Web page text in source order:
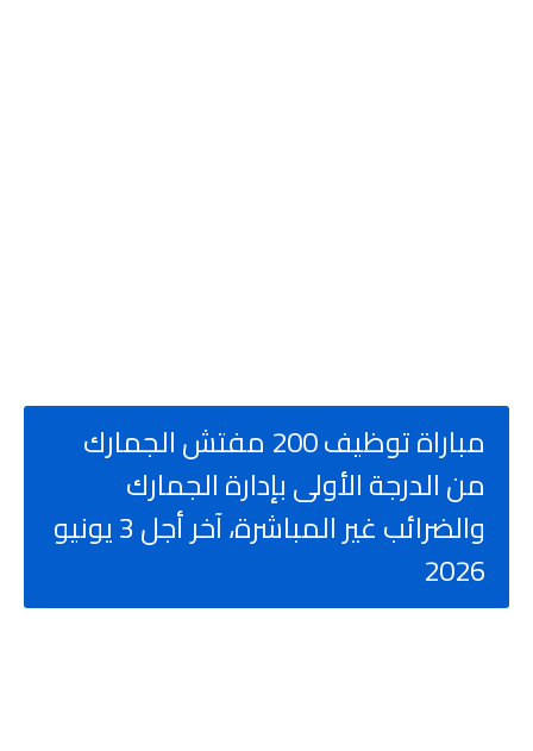
مباراة توظيف 200 مفتش الجمارك
من الدرجة الأولى بإدارة الجمارك
والضرائب غير المباشرة، آخر أجل 3 يونيو
2026